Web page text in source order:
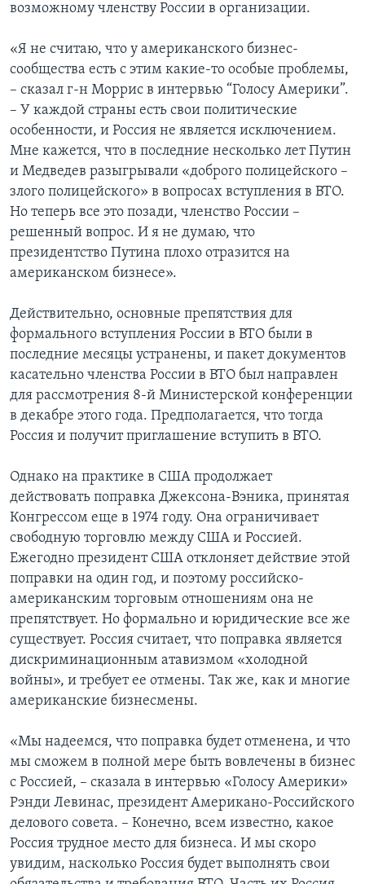
возможному членству России в организации.
«Я не считаю, что у американского бизнес-
сообщества есть с этим какие-то особые проблемы,
– сказал г-н Моррис в интервью “Голосу Америки”.
– У каждой страны есть свои политические
особенности, и Россия не является исключением.
Мне кажется, что в последние несколько лет Путин
и Медведев разыгрывали «доброго полицейского –
злого полицейского» в вопросах вступления в ВТО.
Но теперь все это позади, членство России –
решенный вопрос. И я не думаю, что
президентство Путина плохо отразится на
американском бизнесе».
Действительно, основные препятствия для
формального вступления России в ВТО были в
последние месяцы устранены, и пакет документов
касательно членства России в ВТО был направлен
для рассмотрения 8-й Министерской конференции
в декабре этого года. Предполагается, что тогда
Россия и получит приглашение вступить в ВТО.
Однако на практике в США продолжает
действовать поправка Джексона-Вэника, принятая
Конгрессом еще в 1974 году. Она ограничивает
свободную торговлю между США и Россией.
Ежегодно президент США отклоняет действие этой
поправки на один год, и поэтому российско-
американским торговым отношениям она не
препятствует. Но формально и юридические все же
существует. Россия считает, что поправка является
дискриминационным атавизмом «холодной
войны», и требует ее отмены. Так же, как и многие
американские бизнесмены.
«Мы надеемся, что поправка будет отменена, и что
мы сможем в полной мере быть вовлечены в бизнес
с Россией, – сказала в интервью «Голосу Америки»
Рэнди Левинас, президент Американо-Российского
делового совета. – Конечно, всем известно, какое
Россия трудное место для бизнеса. И мы скоро
увидим, насколько Россия будет выполнять свои